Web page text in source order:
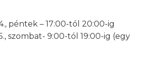
péntek – 17:00-tól 20:00-ig
szombat- 9:00-tól 19:00-ig (egy